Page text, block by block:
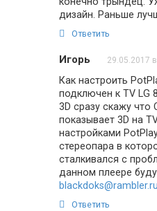
дизайн. Раньше
Ответить
Игорь 29.05.2017
Как настроить
подключен к TV LG
3D сразу скажу что
показывает 3D на
настройками
стереопара в
сталкивался с
данном плеере
blackdoks@rambler.ru
Ответить